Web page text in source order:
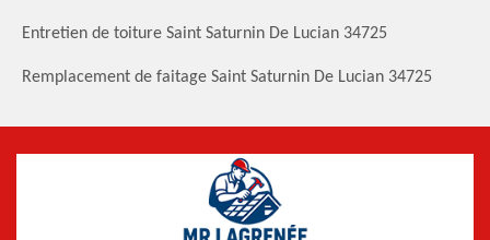
Entretien de toiture Saint Saturnin De Lucian 34725
Remplacement de faitage Saint Saturnin De Lucian 34725